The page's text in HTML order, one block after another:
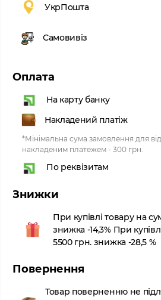
УкрПошта
Самовивіз
Оплата
На карту банку
Накладений платіж
*Мінімальна сума замовлення для
накладеним платежем - 300 грн.
По реквізитам
Знижки
При купівлі товару на
знижка -14,3% При
5500 грн. знижка -28,5 %
Повернення
Товар поверненню не